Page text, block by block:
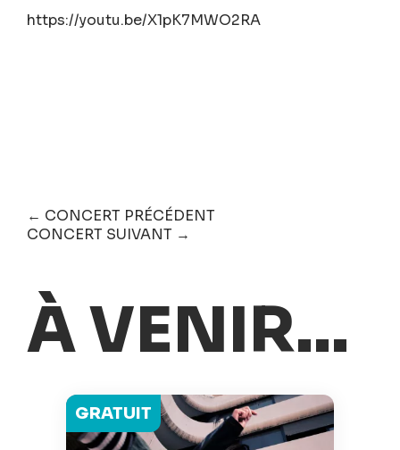
https://youtu.be/X1pK7MWO2RA
← CONCERT PRÉCÉDENT
CONCERT SUIVANT →
À VENIR...
GRATUIT